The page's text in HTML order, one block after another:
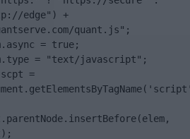
edge") +
quant.js";
= true;
= "text/javascript";
=